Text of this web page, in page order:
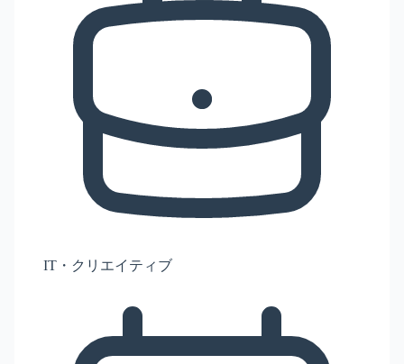
IT・クリエイティブ